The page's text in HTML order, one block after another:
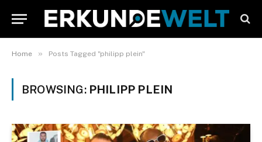
Home » Posts Tagged "philipp plein"
BROWSING: PHILIPP PLEIN